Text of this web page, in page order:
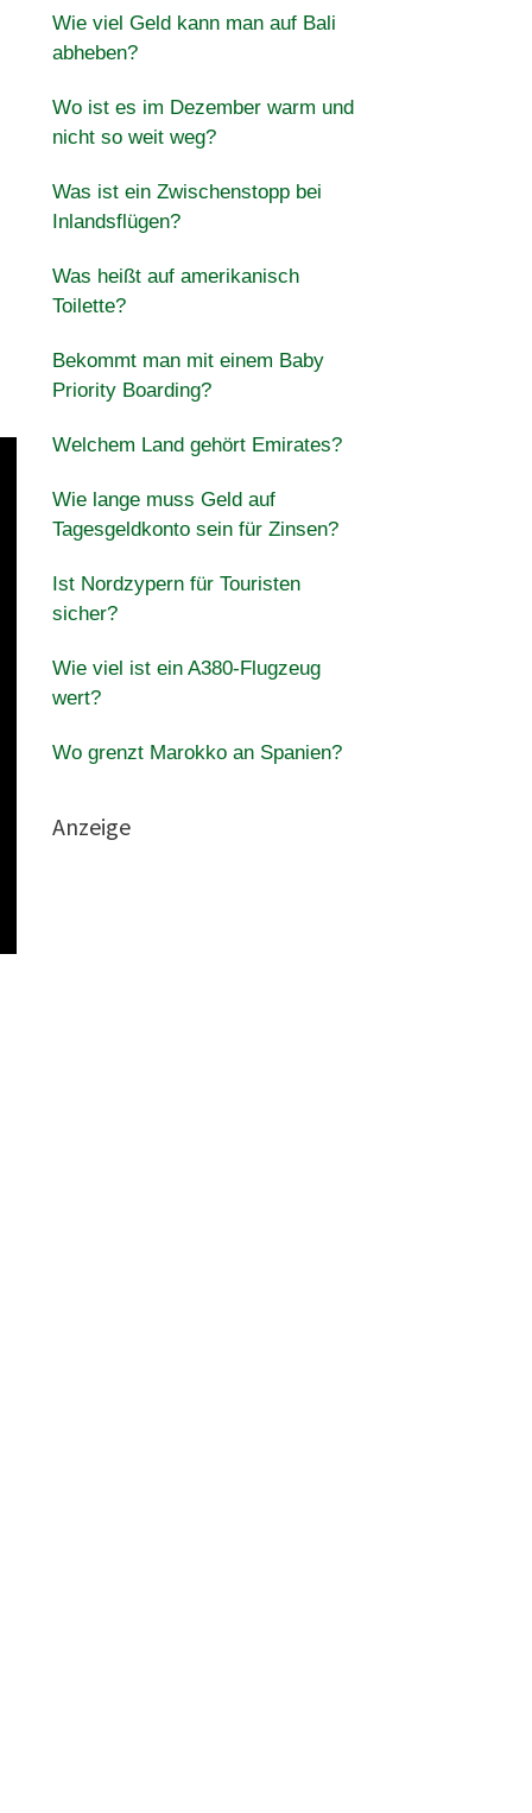
Wie viel Geld kann man auf Bali
abheben?
Wo ist es im Dezember warm und
nicht so weit weg?
Was ist ein Zwischenstopp bei
Inlandsflügen?
Was heißt auf amerikanisch
Toilette?
Bekommt man mit einem Baby
Priority Boarding?
Welchem Land gehört Emirates?
Wie lange muss Geld auf
Tagesgeldkonto sein für Zinsen?
Ist Nordzypern für Touristen
sicher?
Wie viel ist ein A380-Flugzeug
wert?
Wo grenzt Marokko an Spanien?
Anzeige